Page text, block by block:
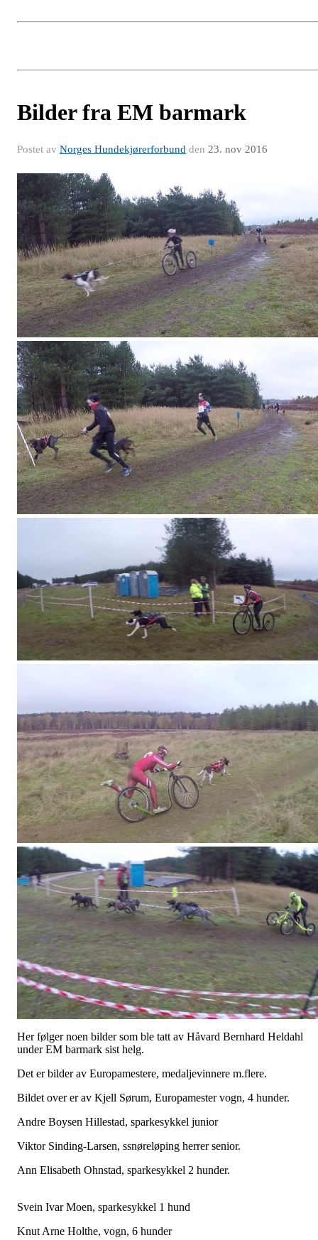
Bilder fra EM barmark
Postet av Norges Hundekjørerforbund den 23. nov 2016
Her følger noen bilder som ble tatt av Håvard Bernhard Heldahl
under EM barmark sist helg.
Det er bilder av Europamestere, medaljevinnere m.flere.
Bildet over er av Kjell Sørum, Europamester vogn, 4 hunder.
Andre Boysen Hillestad, sparkesykkel junior
Viktor Sinding-Larsen, ssnøreløping herrer senior.
Ann Elisabeth Ohnstad, sparkesykkel 2 hunder.
Svein Ivar Moen, sparkesykkel 1 hund
Knut Arne Holthe, vogn, 6 hunder